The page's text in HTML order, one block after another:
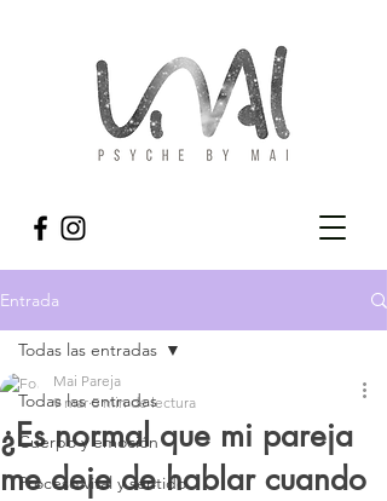
Entrada
Todas las entradas
Cuerpo y emoción
Proceso vital y sentido
Todas las entradas
¿Es normal que mi pareja
me deje de hablar cuando
Mai Pareja
9 mar 5 min de lectura